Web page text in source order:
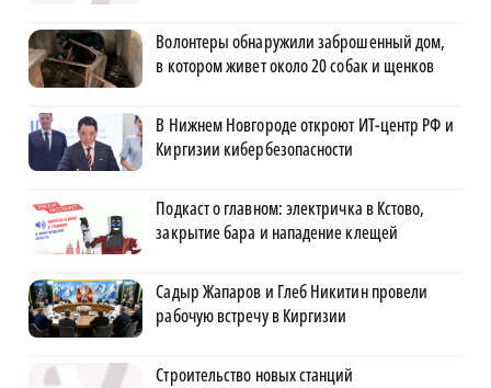
Волонтеры обнаружили заброшенный дом,
в котором живет около 20 собак и щенков
В Нижнем Новгороде откроют ИТ-центр РФ и
Киргизии кибербезопасности
Подкаст о главном: электричка в Кстово,
закрытие бара и нападение клещей
Садыр Жапаров и Глеб Никитин провели
рабочую встречу в Киргизии
Строительство новых станций